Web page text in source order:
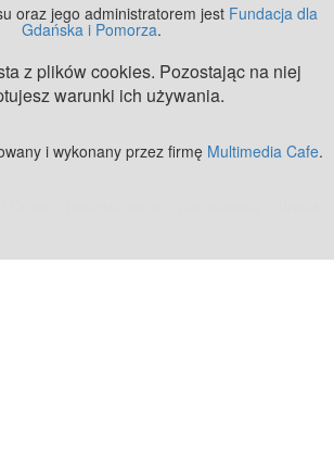
oraz jego administratorem jest Fundacja dla
Gdańska i Pomorza.
z plików cookies. Pozostając na niej
warunki ich używania.
i wykonany przez firmę Multimedia Cafe.